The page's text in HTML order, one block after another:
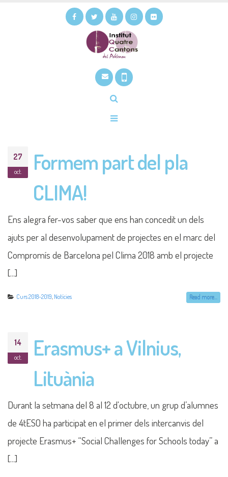
27
oct.
Formem part del pla
CLIMA!
Ens alegra fer-vos saber que ens han concedit un dels
ajuts per al desenvolupament de projectes en el marc del
Compromís de Barcelona pel Clima 2018 amb el projecte
[...]
Curs 2018-2019 Notícies Read more...
14
oct.
Erasmus+ a Vilnius,
Lituània
Durant la setmana del 8 al 12 d'octubre, un grup d’alumnes
de 4tESO ha participat en el primer dels intercanvis del
projecte Erasmus+ “Social Challenges for Schools today” a
[...]